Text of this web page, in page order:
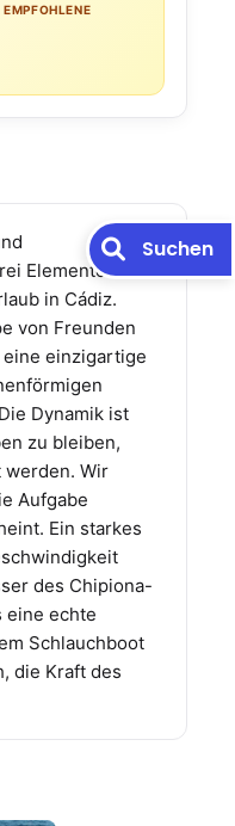
Elemente
in Cádiz.
von Freunden
einzigartige
Dynamik ist
zu bleiben,
werden. Wir
Aufgabe
Ein starkes
des Chipiona-
eine echte
Schlauchboot
die Kraft des
Suchen